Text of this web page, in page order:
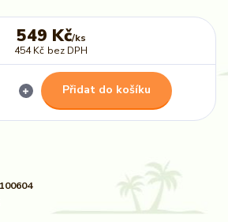
549 Kč/ks
454 Kč bez DPH
Přidat do košíku